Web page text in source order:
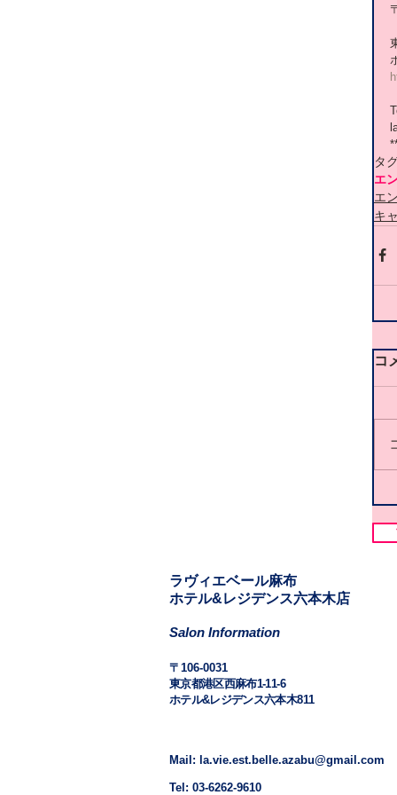
タ
エ
エ
キ
コ
​​ラヴィエベール麻布
​ホテル&レジデンス六本木店
Salon Information
​〒106-0031
東京都港区西麻布1-11-6
ホテル&レジデンス六本木811
Mail: la.vie.est.belle.azabu@gmail.com
Tel: 03-6262-9610